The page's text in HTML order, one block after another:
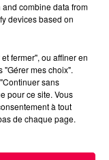
du risque"
combine data from
devices based on
fermer", ou affiner en
mes choix".
sans
pour ce site. Vous
à tout
de chaque page.